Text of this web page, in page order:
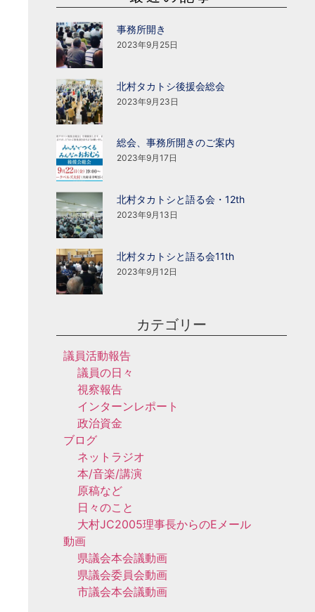
事務所開き
2023年9月25日
北村タカトシ後援会総会
2023年9月23日
総会、事務所開きのご案内
2023年9月17日
北村タカトシと語る会・12th
2023年9月13日
北村タカトシと語る会11th
2023年9月12日
カテゴリー
議員活動報告
議員の日々
視察報告
インターンレポート
政治資金
ブログ
ネットラジオ
本/音楽/講演
原稿など
日々のこと
大村JC2005理事長からのEメール
動画
県議会本会議動画
県議会委員会動画
市議会本会議動画